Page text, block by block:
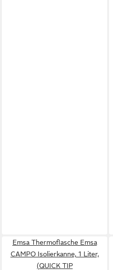
Emsa Thermoflasche Emsa
CAMPO Isolierkanne, 1 Liter,
(QUICK TIP